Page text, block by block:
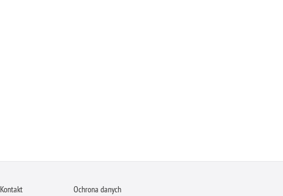
Kontakt Ochrona danych